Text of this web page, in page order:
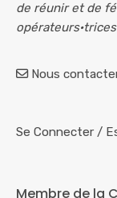
de réunir et de
Nous
Se Connecter /
Membre de la